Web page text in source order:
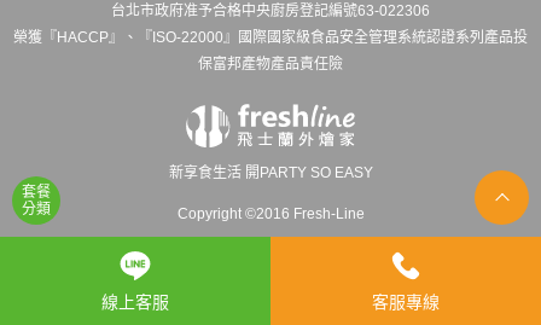
套餐
分類
台北市政府准予合格中央廚房登記編號63-022306
榮獲『HACCP』、『ISO-22000』國際國家級食品安全管理系統認證系列產品投
保富邦產物產品責任險
新享食生活 開PARTY SO EASY
Copyright ©2016 Fresh-Line
線上客服 客服專線